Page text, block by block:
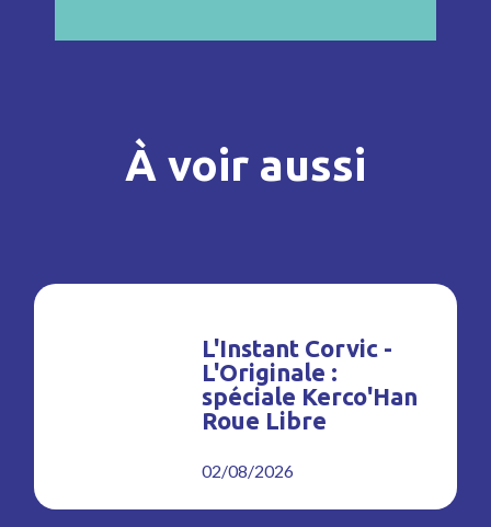
À voir aussi
L'Instant Corvic -
L'Originale :
spéciale Kerco'Han
Roue Libre
02/08/2026